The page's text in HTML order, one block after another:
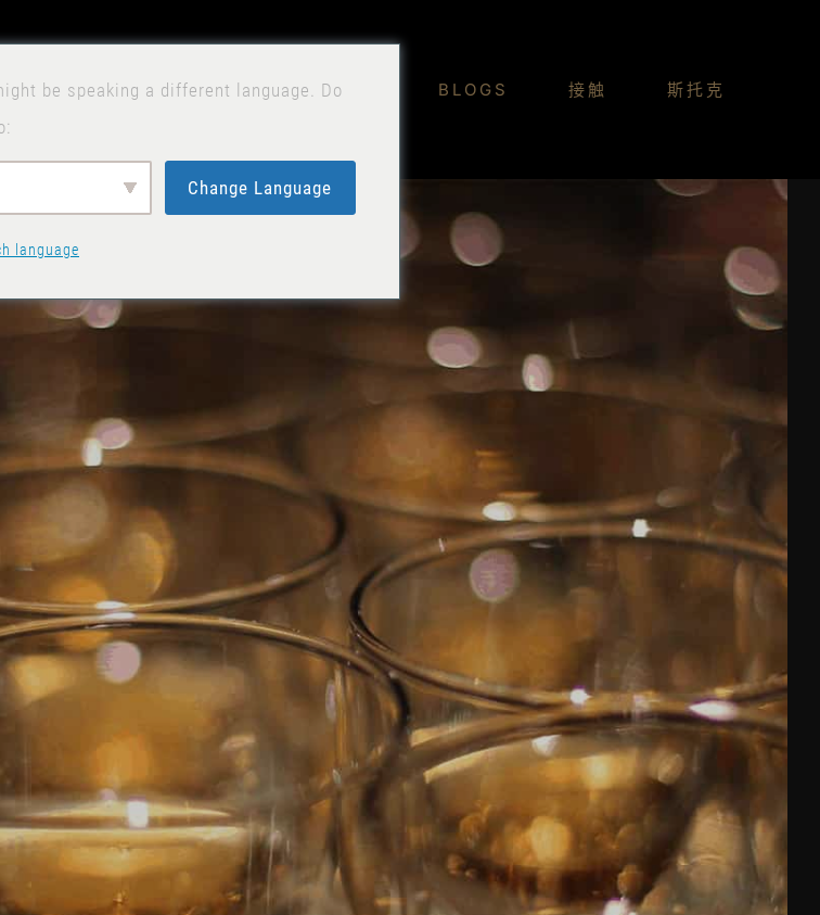
BLOGS 接触 斯托克
be speaking a different language. Do
Change Language
language